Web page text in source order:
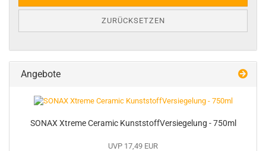
ZURÜCKSETZEN
Angebote
SONAX Xtreme Ceramic KunststoffVersiegelung - 750ml
UVP 17,49 EUR